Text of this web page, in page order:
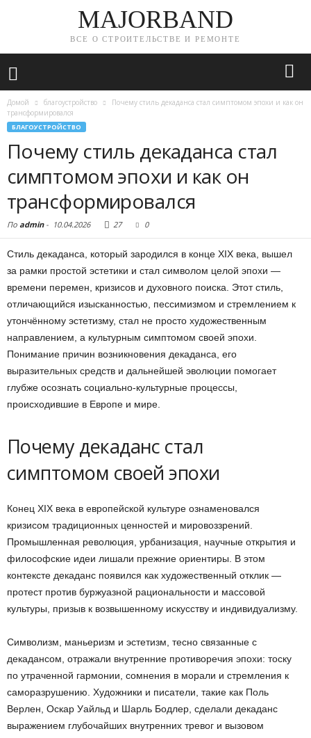
MAJORBAND
ВСЕ О СТРОИТЕЛЬСТВЕ И РЕМОНТЕ
Домой благоустройство
Почему стиль декаданса стал симптомом эпохи и как он
трансформировался
БЛАГОУСТРОЙСТВО
Почему стиль декаданса стал
симптомом эпохи и как он
трансформировался
По admin- 10.04.2026 27 0
Стиль декаданса, который зародился в конце XIX века, вышел
за рамки простой эстетики и стал символом целой эпохи —
времени перемен, кризисов и духовного поиска. Этот стиль,
отличающийся изысканностью, пессимизмом и стремлением к
утончённому эстетизму, стал не просто художественным
направлением, а культурным симптомом своей эпохи.
Понимание причин возникновения декаданса, его
выразительных средств и дальнейшей эволюции помогает
глубже осознать социально-культурные процессы,
происходившие в Европе и мире.
Почему декаданс стал
симптомом своей эпохи
Конец XIX века в европейской культуре ознаменовался
кризисом традиционных ценностей и мировоззрений.
Промышленная революция, урбанизация, научные открытия и
философские идеи лишали прежние ориентиры. В этом
контексте декаданс появился как художественный отклик —
протест против буржуазной рациональности и массовой
культуры, призыв к возвышенному искусству и индивидуализму.
Символизм, маньеризм и эстетизм, тесно связанные с
декадансом, отражали внутренние противоречия эпохи: тоску
по утраченной гармонии, сомнения в морали и стремления к
саморазрушению. Художники и писатели, такие как Поль
Верлен, Оскар Уайльд и Шарль Бодлер, сделали декаданс
выражением глубочайших внутренних тревог и вызовом